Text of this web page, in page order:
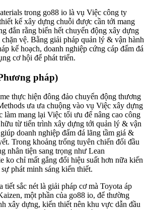
trong go88 io là vụ Việc công ty
kế xây dựng chuỗi được cần tới mang
đắn rằng biển hết chuyển động xây dựng
vệ. Bằng giải pháp quản lý & vận hành
kế hoạch, doanh nghiệp cứng cáp đấm đá
cơ hội để phát triển.
pháp)
thực hiện đông đảo chuyển động thương
ưa ưa chuộng vào vụ Việc xây dựng
làm mang lại Việc tối ưu để nâng cao công
từ tiến trình xây dựng tới quản lý & vận
doanh nghiệp đấm đá lãng tầm giá &
Trong khoảng trống tuyên chiến đối đầu
nhân tiện sang trọng như Lean
ko chỉ mất gắng đổi hiệu suất hơn nữa kiến
phát minh sáng kiến thiết.
tiết sắc nét là giải pháp cơ mà Toyota áp
một phần của go88 io, để thường
xây dựng, kiến thiết nên khu vực dẫn đầu